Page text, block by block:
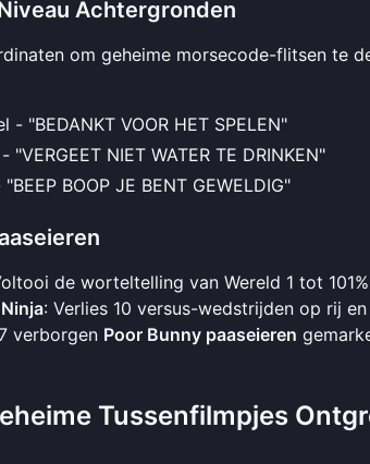
Achtergronden
om geheime morsecode-flitsen te
- "BEDANKT VOOR HET SPELEN"
"VERGEET NIET WATER TE DRINKEN"
BOOP JE BENT GEWELDIG"
de worteltelling van Wereld 1 tot
: Verlies 10 versus-wedstrijden op rij
verborgen Poor Bunny paaseieren
Tussenfilmpjes